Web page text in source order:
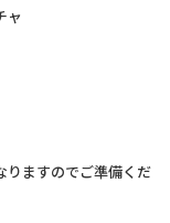
ャ
りますのでご準備くだ